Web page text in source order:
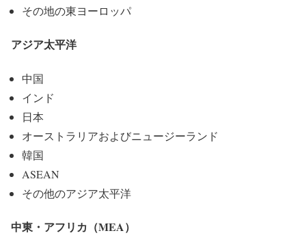
その地の東ヨーロッパ
アジア太平洋
中国
インド
日本
オーストラリアおよびニュージーランド
韓国
ASEAN
その他のアジア太平洋
中東・アフリカ（MEA）